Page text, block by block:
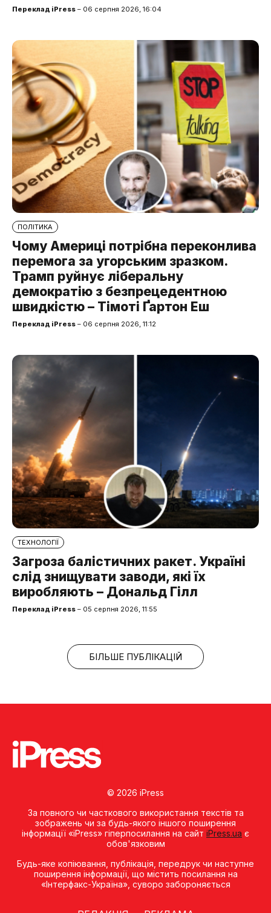
Переклад iPress – 06 серпня 2026, 16:04
ПОЛІТИКА
Чому Америці потрібна переконлива
перемога за угорським зразком.
Трамп руйнує ліберальну
демократію з безпрецедентною
швидкістю – Тімоті Ґартон Еш
Переклад iPress – 06 серпня 2026, 11:12
ТЕХНОЛОГІЇ
Загроза балістичних ракет. Україні
слід знищувати заводи, які їх
виробляють – Дональд Гілл
Переклад iPress – 05 серпня 2026, 11:55
БІЛЬШЕ ПУБЛІКАЦІЙ
© 2026 iPress
За повного чи часткового використання текстів та
зображень чи за будь-якого іншого поширення
інформації «iPress» гіперпосилання на сайт iPress.ua є
обов'язковим
Будь-яке копiювання, публiкацiя, передрук чи наступне
поширення iнформацiї, що мiстить посилання на
«Iнтерфакс-Україна», суворо забороняється